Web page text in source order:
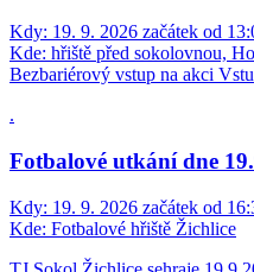
Kdy: 19. 9. 2026 začátek od
Kde: hřiště před sokolovnou,
Bezbariérový vstup na akci
.
Fotbalové utkání dne
Kdy: 19. 9. 2026 začátek od
Kde: Fotbalové hřiště Žichlice